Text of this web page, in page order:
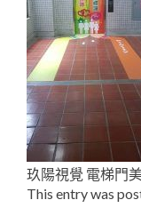
玖陽視覺 電梯門
This entry was